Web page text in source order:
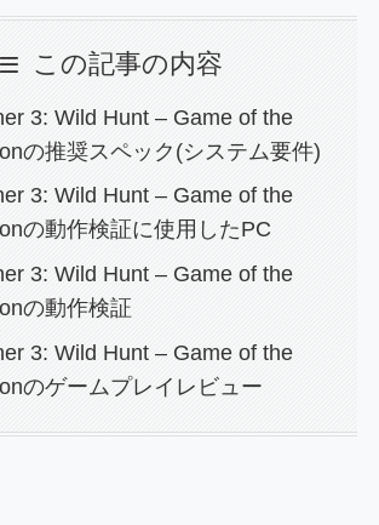
この記事の内容
3: Wild Hunt – Game of the
の推奨スペック(システム要件)
3: Wild Hunt – Game of the
の動作検証に使用したPC
3: Wild Hunt – Game of the
の動作検証
3: Wild Hunt – Game of the
のゲームプレイレビュー